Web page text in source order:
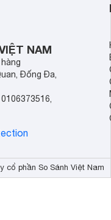
NAM
Đống Đa,
cổ phần So Sánh Việt Nam